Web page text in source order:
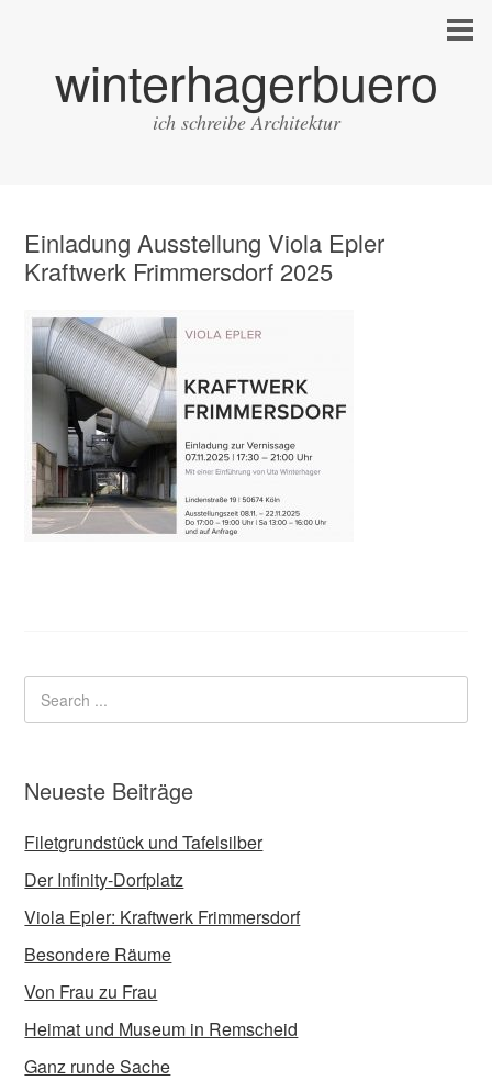
winterhagerbuero
ich schreibe Architektur
Einladung Ausstellung Viola Epler
Kraftwerk Frimmersdorf 2025
Neueste Beiträge
Filetgrundstück und Tafelsilber
Der Infinity-Dorfplatz
Viola Epler: Kraftwerk Frimmersdorf
Besondere Räume
Von Frau zu Frau
Heimat und Museum in Remscheid
Ganz runde Sache